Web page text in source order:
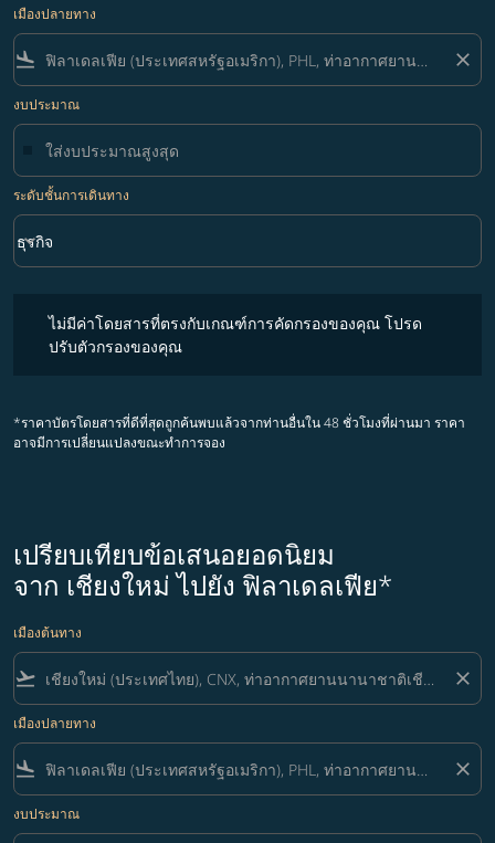
เมืองปลายทาง
flight_land close
งบประมาณ
ระดับชั้นการเดินทาง
ระดับชั้นการเดินทาง option ธุรกิจ Selected
ธุรกิจ
keyboard_arrow_down
ไม่มีค่าโดยสารที่ตรงกับเกณฑ์การคัดกรองของคุณ โปรด
ปรับตัวกรองของคุณ
*ราคาบัตรโดยสารที่ดีที่สุดถูกค้นพบแล้วจากท่านอื่นใน 48 ชั่วโมงที่ผ่านมา ราคา
อาจมีการเปลี่ยนแปลงขณะทำการจอง
เปรียบเทียบข้อเสนอยอดนิยม
จาก เชียงใหม่ ไปยัง ฟิลาเดลเฟีย*
เมืองต้นทาง
flight_takeoff close
เมืองปลายทาง
flight_land close
งบประมาณ